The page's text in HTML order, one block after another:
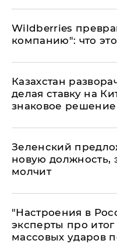
Wildberries
компанию": что
Казахстан
делая ставку на
знаковое решение
Зеленский
новую должность,
молчит
"Настроения в
эксперты про
массовых ударов